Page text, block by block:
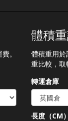
。
體積
體積重用
重比較，取
轉運倉庫
長度（CM）